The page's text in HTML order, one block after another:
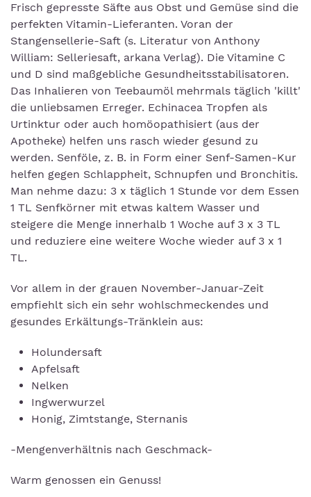
Frisch gepresste Säfte aus Obst und Gemüse sind die
perfekten Vitamin-Lieferanten. Voran der
Stangensellerie-Saft (s. Literatur von Anthony
William: Selleriesaft, arkana Verlag). Die Vitamine C
und D sind maßgebliche Gesundheitsstabilisatoren.
Das Inhalieren von Teebaumöl mehrmals täglich 'killt'
die unliebsamen Erreger. Echinacea Tropfen als
Urtinktur oder auch homöopathisiert (aus der
Apotheke) helfen uns rasch wieder gesund zu
werden. Senföle, z. B. in Form einer Senf-Samen-Kur
helfen gegen Schlappheit, Schnupfen und Bronchitis.
Man nehme dazu: 3 x täglich 1 Stunde vor dem Essen
1 TL Senfkörner mit etwas kaltem Wasser und
steigere die Menge innerhalb 1 Woche auf 3 x 3 TL
und reduziere eine weitere Woche wieder auf 3 x 1
TL.
Vor allem in der grauen November-Januar-Zeit
empfiehlt sich ein sehr wohlschmeckendes und
gesundes Erkältungs-Tränklein aus:
Holundersaft
Apfelsaft
Nelken
Ingwerwurzel
Honig, Zimtstange, Sternanis
-Mengenverhältnis nach Geschmack-
Warm genossen ein Genuss!